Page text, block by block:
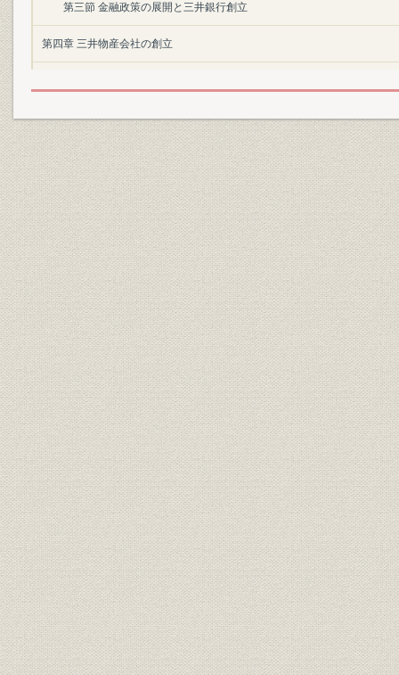
第三節 金融政策の展開と三井銀行創立
第四章 三井物産会社の創立
第二節 三井物産会社の設立事情
第三節 三井物産会社の営業状況
第五章 明治一〇年代の三井銀行
第一節 創業期三井銀行の経営事情
第二節 松方「紙幣整理」期の三井銀行
第三節 三井銀行による神岡鉱山の開発
第六章 三井家政改革の展開
第一節 明治一〇年代の三井組大元方
第二節 明治一九年の三井家政改革
第三節 明治二三・二四年の三井家政改革
第四節 中上川彦次郎の三井銀行改革
第七章 多角的事業経営の成立と三井家共有財産制度の再編成
第一節 三井家仮評議会の組織と機能
第二節 三井家事業組織の再編成
第三節 三井家共有財産管理機構の再編成
第八章 三井家憲の制定